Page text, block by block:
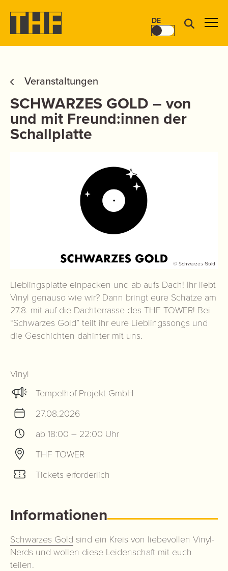
DE
Veranstaltungen
SCHWARZES GOLD – von
und mit Freund:innen der
Schallplatte
© Schwarzes Gold
Lieblingsplatte einpacken und ab aufs Dach! Ihr liebt
Vinyl genauso wie wir? Dann bringt eure Schätze am
27.8. mit auf die Dachterrasse des THF TOWER! Bei
“Schwarzes Gold” teilt ihr eure Lieblingssongs und
die Geschichten dahinter mit uns.
Vinyl
Tempelhof Projekt GmbH
27.08.2026
ab 18:00 – 22:00 Uhr
THF TOWER
Tickets erforderlich
Informationen
Schwarzes Gold sind ein Kreis von liebevollen Vinyl-
Nerds und wollen diese Leidenschaft mit euch
teilen.